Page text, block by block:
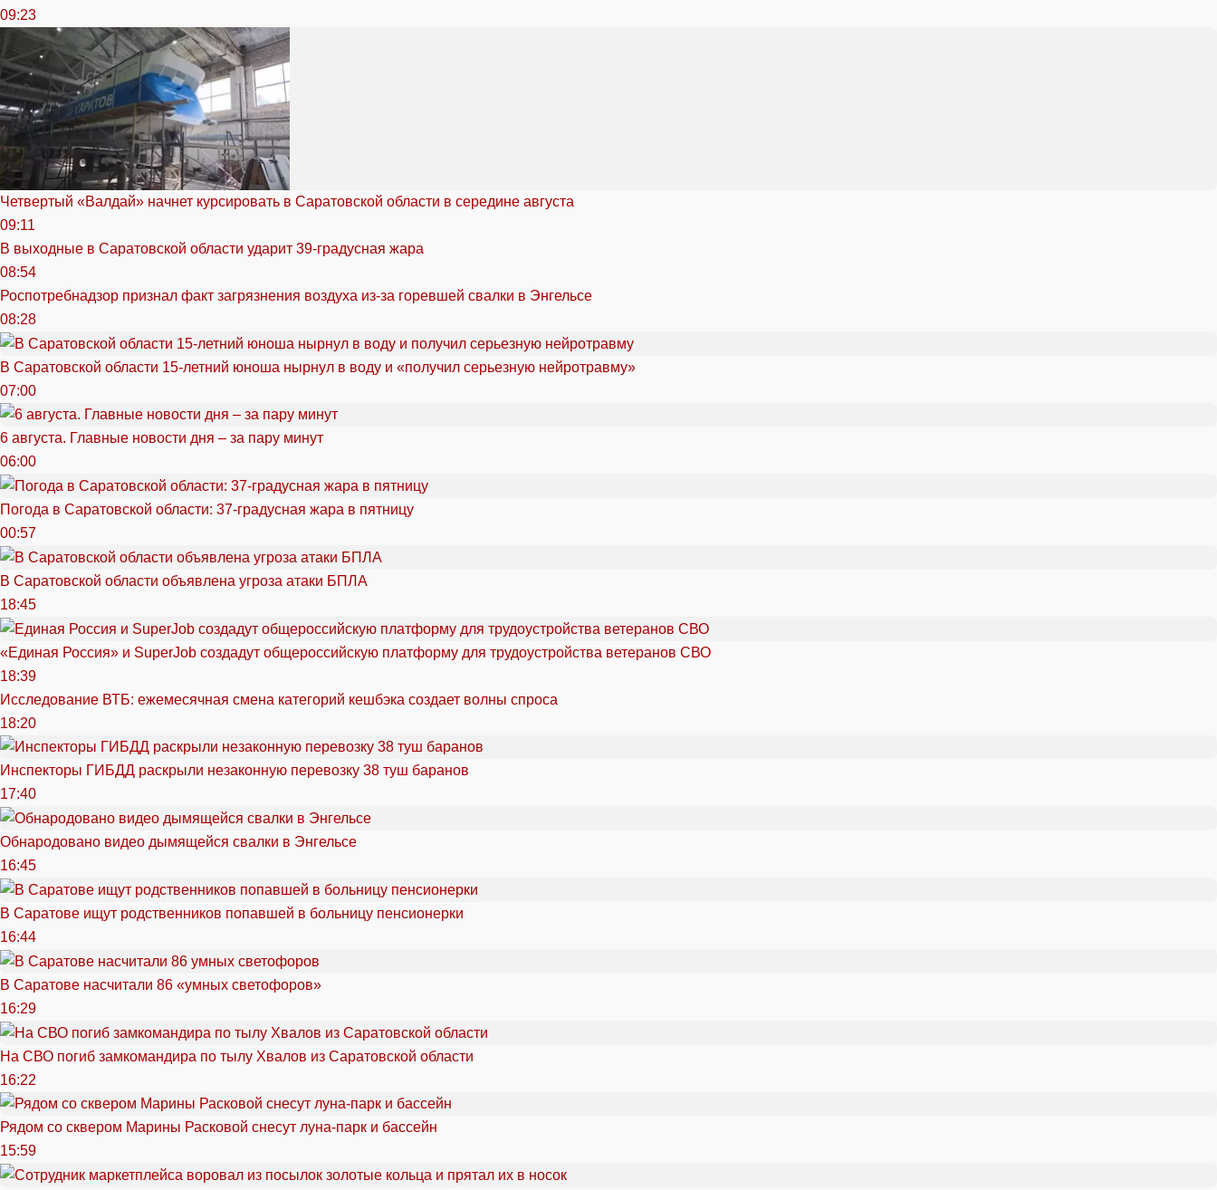
09:23
Четвертый «Валдай» начнет курсировать в Саратовской области в середине августа
09:11
В выходные в Саратовской области ударит 39-градусная жара
08:54
Роспотребнадзор признал факт загрязнения воздуха из-за горевшей свалки в Энгельсе
08:28
В Саратовской области 15-летний юноша нырнул в воду и «получил серьезную нейротравму»
07:00
6 августа. Главные новости дня – за пару минут
06:00
Погода в Саратовской области: 37-градусная жара в пятницу
00:57
В Саратовской области объявлена угроза атаки БПЛА
18:45
«Единая Россия» и SuperJob создадут общероссийскую платформу для трудоустройства ветеранов СВО
18:39
Исследование ВТБ: ежемесячная смена категорий кешбэка создает волны спроса
18:20
Инспекторы ГИБДД раскрыли незаконную перевозку 38 туш баранов
17:40
Обнародовано видео дымящейся свалки в Энгельсе
16:45
В Саратове ищут родственников попавшей в больницу пенсионерки
16:44
В Саратове насчитали 86 «умных светофоров»
16:29
На СВО погиб замкомандира по тылу Хвалов из Саратовской области
16:22
Рядом со сквером Марины Расковой снесут луна-парк и бассейн
15:59